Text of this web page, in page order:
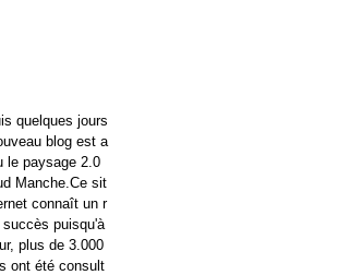
quelques jours
blog est a
le paysage 2.0
Manche.Ce sit
connaît un r
puisqu'à
plus de 3.000
ont été consult